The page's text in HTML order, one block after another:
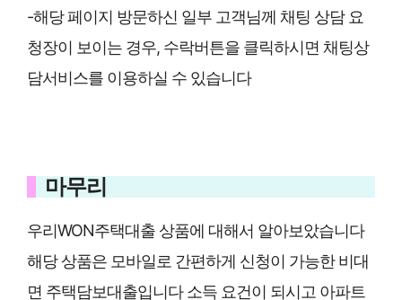
-해당 페이지 방문하신 일부 고객님께 채팅 상담 요
청장이 보이는 경우, 수락버튼을 클릭하시면 채팅상
담서비스를 이용하실 수 있습니다
마무리
우리WON주택대출 상품에 대해서 알아보았습니다
해당 상품은 모바일로 간편하게 신청이 가능한 비대
면 주택담보대출입니다 소득 요건이 되시고 아파트